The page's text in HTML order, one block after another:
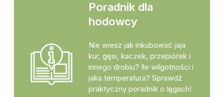
Poradnik dla
hodowcy
Nie wiesz jak inkubować jaja
kur, gęsi, kaczek, przepiórek i
innego drobiu? Ile wilgotności i
jaka temperatura? Sprawdź
praktyczny poradnik o lęgach!